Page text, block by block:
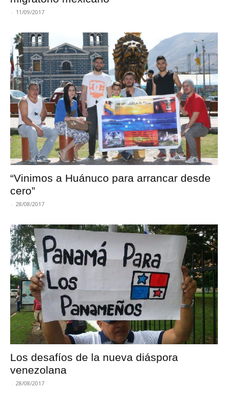
- 11/09/2017
“Vinimos a Huánuco para arrancar desde
cero”
- 28/08/2017
Los desafíos de la nueva diáspora
venezolana
- 28/08/2017